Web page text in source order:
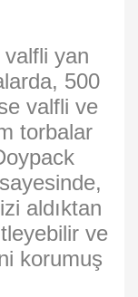
yan
500
valfli ve
torbalar
aldıktan
ve
korumuş